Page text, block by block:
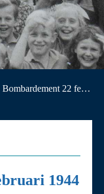
Bombardement 22 februari 1944 groots herdacht
1944